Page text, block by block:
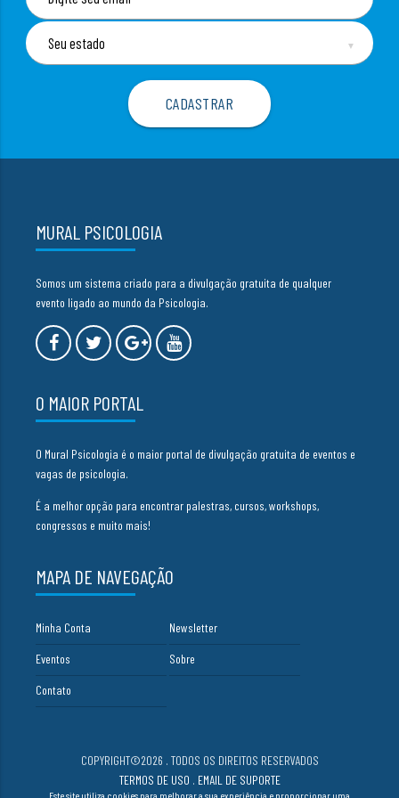
▼
MURAL PSICOLOGIA
Somos um sistema criado para a divulgação gratuita de qualquer
evento ligado ao mundo da Psicologia.
O MAIOR PORTAL
O Mural Psicologia é o maior portal de divulgação gratuita de eventos e
vagas de psicologia.
É a melhor opção para encontrar palestras, cursos, workshops,
congressos e muito mais!
MAPA DE NAVEGAÇÃO
Minha Conta Newsletter
Eventos Sobre
Contato
COPYRIGHT©2026 . TODOS OS DIREITOS RESERVADOS
TERMOS DE USO . EMAIL DE SUPORTE
Este site utiliza cookies para melhorar a sua experiência e proporcionar uma